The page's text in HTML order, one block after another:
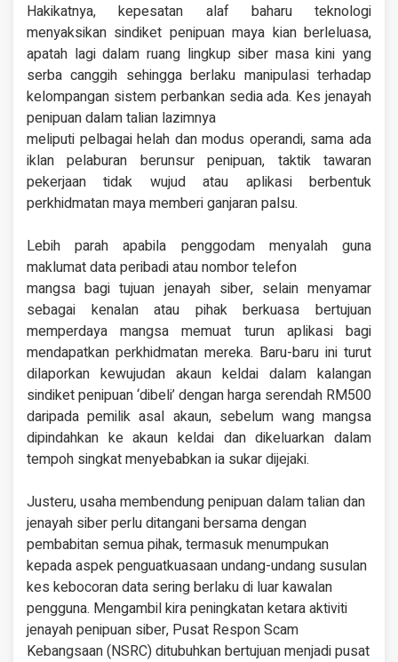
Hakikatnya, kepesatan alaf baharu teknologi
menyaksikan sindiket penipuan maya kian berleluasa,
apatah lagi dalam ruang lingkup siber masa kini yang
serba canggih sehingga berlaku manipulasi terhadap
kelompangan sistem perbankan sedia ada. Kes jenayah
penipuan dalam talian lazimnya
meliputi pelbagai helah dan modus operandi, sama ada
iklan pelaburan berunsur penipuan, taktik tawaran
pekerjaan tidak wujud atau aplikasi berbentuk
perkhidmatan maya memberi ganjaran palsu.
Lebih parah apabila penggodam menyalah guna
maklumat data peribadi atau nombor telefon
mangsa bagi tujuan jenayah siber, selain menyamar
sebagai kenalan atau pihak berkuasa bertujuan
memperdaya mangsa memuat turun aplikasi bagi
mendapatkan perkhidmatan mereka. Baru-baru ini turut
dilaporkan kewujudan akaun keldai dalam kalangan
sindiket penipuan ‘dibeli’ dengan harga serendah RM500
daripada pemilik asal akaun, sebelum wang mangsa
dipindahkan ke akaun keldai dan dikeluarkan dalam
tempoh singkat menyebabkan ia sukar dijejaki.
Justeru, usaha membendung penipuan dalam talian dan
jenayah siber perlu ditangani bersama dengan
pembabitan semua pihak, termasuk menumpukan
kepada aspek penguatkuasaan undang-undang susulan
kes kebocoran data sering berlaku di luar kawalan
pengguna. Mengambil kira peningkatan ketara aktiviti
jenayah penipuan siber, Pusat Respon Scam
Kebangsaan (NSRC) ditubuhkan bertujuan menjadi pusat